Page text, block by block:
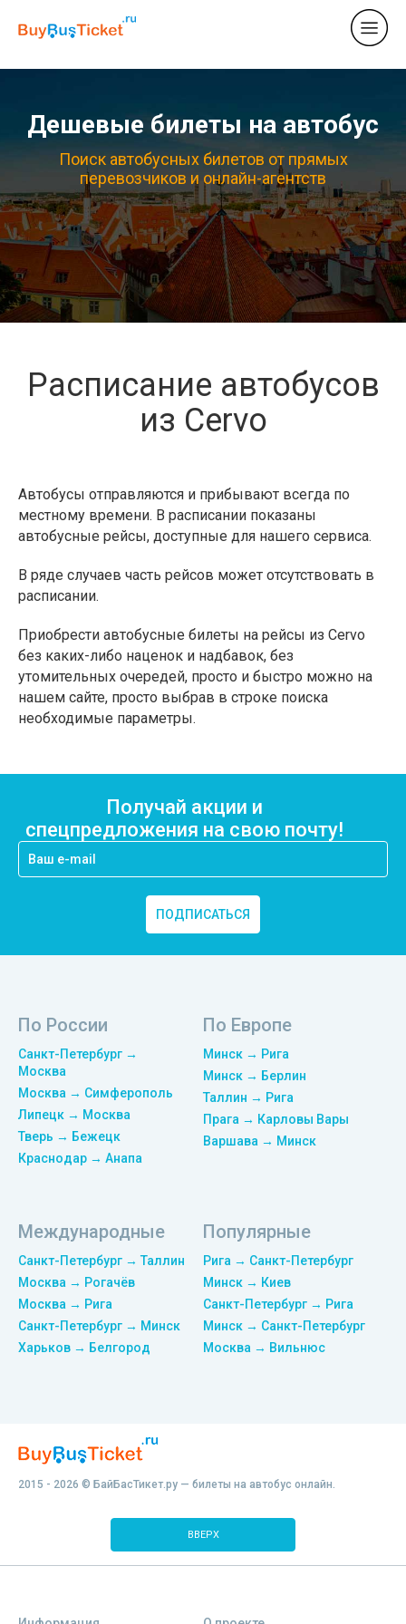
Дешевые билеты на автобус
Поиск автобусных билетов от прямых
перевозчиков и онлайн-агентств
Расписание автобусов
из Cervo
Автобусы отправляются и прибывают всегда по
местному времени. В расписании показаны
автобусные рейсы, доступные для нашего сервиса.
В ряде случаев часть рейсов может отсутствовать в
расписании.
Приобрести автобусные билеты на рейсы из Cervo
без каких-либо наценок и надбавок, без
утомительных очередей, просто и быстро можно на
нашем сайте, просто выбрав в строке поиска
необходимые параметры.
Получай акции и
спецпредложения на свою почту!
ПОДПИСАТЬСЯ
По России
Санкт-Петербург →
Москва
Москва → Симферополь
Липецк → Москва
Тверь → Бежецк
Краснодар → Анапа
По Европе
Минск → Рига
Минск → Берлин
Таллин → Рига
Прага → Карловы Вары
Варшава → Минск
Международные
Санкт-Петербург → Таллин
Москва → Рогачёв
Москва → Рига
Санкт-Петербург → Минск
Харьков → Белгород
Популярные
Рига → Санкт-Петербург
Минск → Киев
Санкт-Петербург → Рига
Минск → Санкт-Петербург
Москва → Вильнюс
2015 - 2026 © БайБасТикет.ру — билеты на автобус онлайн.
ВВЕРХ